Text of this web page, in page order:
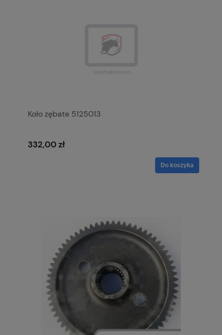
Koło zębate 5125013
332,00 zł
Do koszyka